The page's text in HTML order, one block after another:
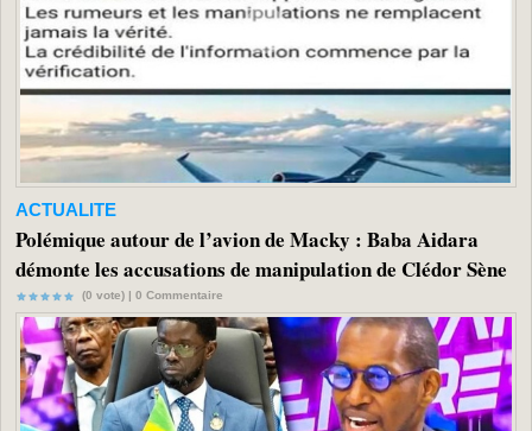
ACTUALITE
Polémique autour de l’avion de Macky : Baba Aidara
démonte les accusations de manipulation de Clédor Sène
(0 vote) | 0 Commentaire